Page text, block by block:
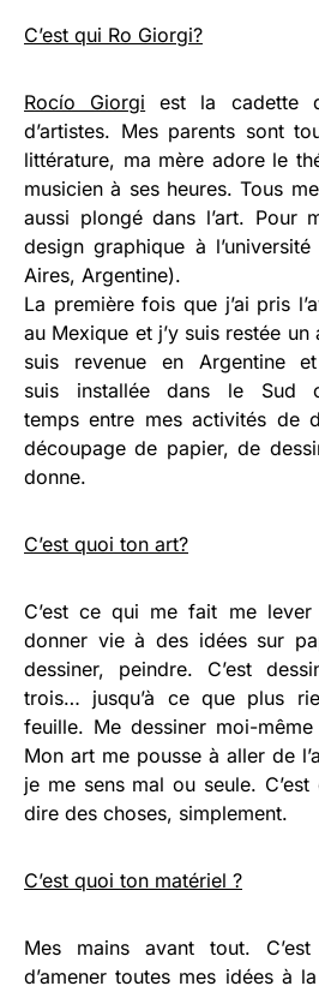
C’est qui Ro Giorgi?
Rocío Giorgi est la cadette
d’artistes. Mes parents sont
littérature, ma mère adore le
musicien à ses heures. Tous
aussi plongé dans l’art. Pour
design graphique à
Aires, Argentine).
La première fois que j’ai pris
au Mexique et j’y suis restée
suis revenue en Argentine
suis installée dans le Sud
temps entre mes activités de
découpage de papier, de
donne.
C’est quoi ton art?
C’est ce qui me fait me lever
donner vie à des idées sur
dessiner, peindre. C’est
trois… jusqu’à ce que plus
feuille. Me dessiner moi-même
Mon art me pousse à aller de
je me sens mal ou seule.
dire des choses, simplement.
C’est quoi ton matériel ?
Mes mains avant tout.
d’amener toutes mes idées à